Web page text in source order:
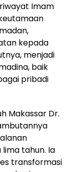
Imam
kepada
menjadi
baik
pribadi
Makassar Dr.
tahun. Ia
transformasi